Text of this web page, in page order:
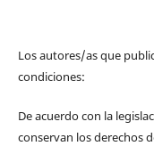
Los autores/as que
condiciones:
De acuerdo con la
conservan los derechos